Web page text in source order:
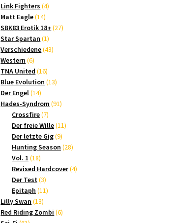
Link Fighters 44
Matt Eagle 1414
Produkte
SBK83 Erotik 18+ 2727
Star Spartan 11
Produkt
Verschiedene 4343
Western 66
Produkte
TNA United 1616
Produkte
Blue Evolution 1313
Der Engel 1414
Produkte
Hades-Syndrom 9191
Crossfire 77
Produkte
Der freie Wille 1111
Der letzte Gig 99
Produkte
Hunting Season 2828
Vol. 1 1818
Produkte
Revised Hardcover 44
Der Test 33
Produkte
Epitaph 1111
Lilly Swan 1313
Produkte
Red Riding Zombi 66